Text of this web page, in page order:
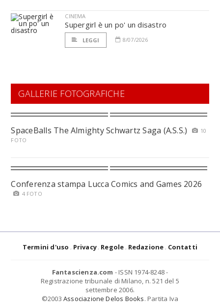
CINEMA
Supergirl è un po' un disastro
LEGGI 8/07/2026
GALLERIE FOTOGRAFICHE
SpaceBalls The Almighty Schwartz Saga (A.S.S.)
10
FOTO
Conferenza stampa Lucca Comics and Games 2026
4 FOTO
Termini d'uso Privacy Regole Redazione Contatti
Fantascienza.com - ISSN 1974-8248 -
Registrazione tribunale di Milano, n. 521 del 5
settembre 2006.
©2003 Associazione Delos Books. Partita Iva